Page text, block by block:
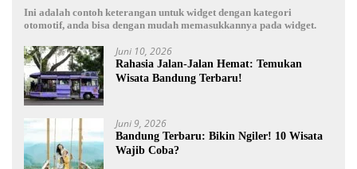
Ini adalah contoh keterangan untuk widget dengan kategori
otomotif, anda bisa dengan mudah memasukkannya pada widget.
Juni 10, 2026
Rahasia Jalan-Jalan Hemat: Temukan
Wisata Bandung Terbaru!
Juni 9, 2026
Bandung Terbaru: Bikin Ngiler! 10 Wisata
Wajib Coba?